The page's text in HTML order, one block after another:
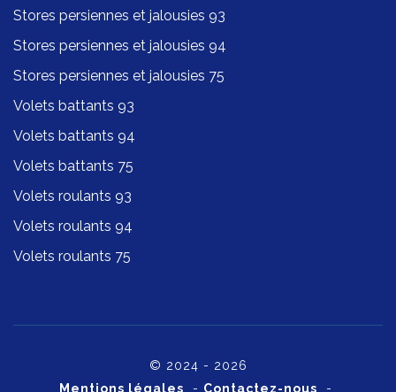
Stores persiennes et jalousies 93
Stores persiennes et jalousies 94
Stores persiennes et jalousies 75
Volets battants 93
Volets battants 94
Volets battants 75
Volets roulants 93
Volets roulants 94
Volets roulants 75
© 2024 - 2026
Mentions légales - Contactez-nous -